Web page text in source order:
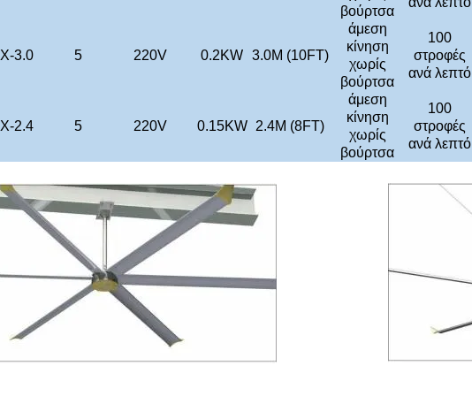
βούρτσα
3.0 5 220V 0.2KW 3.0M (10FT)
άμεση
κίνηση
χωρίς
βούρτσα
100
στροφές
ανά λεπτό
2.4 5 220V 0.15KW 2.4M (8FT)
άμεση
κίνηση
χωρίς
βούρτσα
100
στροφές
ανά λεπτό